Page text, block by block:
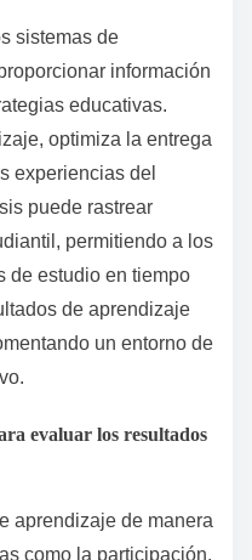
sistemas de
información
educativas.
optimiza la entrega
experiencias del
puede rastrear
permitiendo a los
de estudio en tiempo
de aprendizaje
un entorno de
evaluar los resultados
aprendizaje de manera
como la participación,